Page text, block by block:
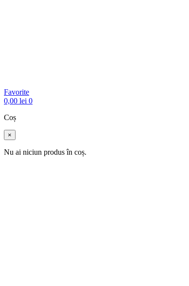
Favorite
0,00 lei 0
Coș
×
Nu ai niciun produs în coș.